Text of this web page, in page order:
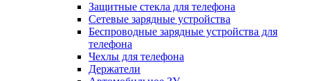
Защитные стекла для телефона
Сетевые зарядные устройства
Беспроводные зарядные устройства для
телефона
Чехлы для телефона
Держатели